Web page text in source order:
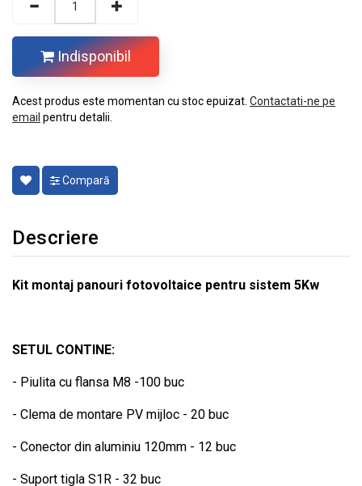
Indisponibil
Acest produs este momentan cu stoc epuizat. Contactati-ne pe
email pentru detalii.
Compară
Descriere
Kit montaj panouri fotovoltaice pentru sistem 5Kw
SETUL CONTINE:
- Piulita cu flansa M8 -100 buc
- Clema de montare PV mijloc - 20 buc
- Conector din aluminiu 120mm - 12 buc
- Suport tigla S1R - 32 buc